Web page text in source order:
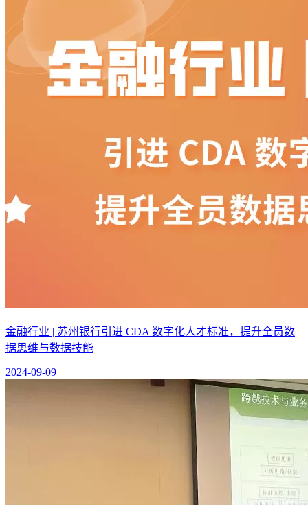
金融行业 | 苏州银行引进 CDA 数字化人才标准，提升全员数
据思维与数据技能
2024-09-09